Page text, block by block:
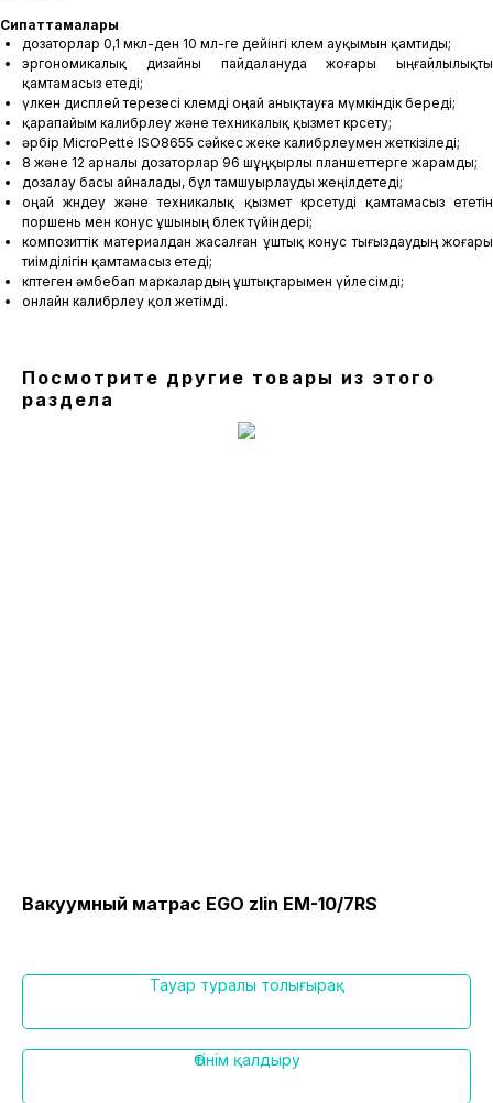
Сипаттамалары
дозаторлар 0,1 мкл-ден 10 мл-ге дейінгі көлем ауқымын қамтиды;
эргономикалық дизайны пайдалануда жоғары ыңғайлылықты
қамтамасыз етеді;
үлкен дисплей терезесі көлемді оңай анықтауға мүмкіндік береді;
қарапайым калибрлеу және техникалық қызмет көрсету;
әрбір MicroPette ISO8655 сәйкес жеке калибрлеумен жеткізіледі;
8 және 12 арналы дозаторлар 96 шұңқырлы планшеттерге жарамды;
дозалау басы айналады, бұл тамшуырлауды жеңілдетеді;
оңай жөндеу және техникалық қызмет көрсетуді қамтамасыз ететін
поршень мен конус ұшының бөлек түйіндері;
композиттік материалдан жасалған ұштық конус тығыздаудың жоғары
тиімділігін қамтамасыз етеді;
көптеген әмбебап маркалардың ұштықтарымен үйлесімді;
онлайн калибрлеу қол жетімді.
Посмотрите другие товары из этого
раздела
Вакуумный матрас EGO zlin EM-10/7RS
Тауар туралы толығырақ
Өтінім қалдыру